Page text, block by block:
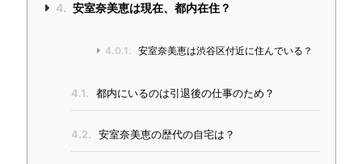
4. 安室奈美恵は現在、都内在住？
4.0.1. 安室奈美恵は渋谷区付近に住んでいる？
4.1. 都内にいるのは引退後の仕事のため？
4.2. 安室奈美恵の歴代の自宅は？